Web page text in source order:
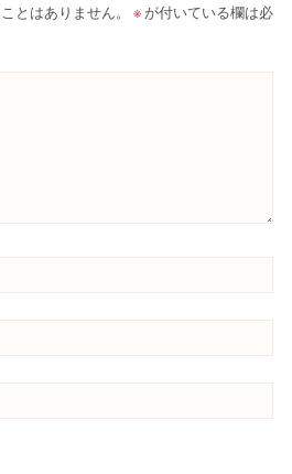
とはありません。 ※ が付いている欄は必